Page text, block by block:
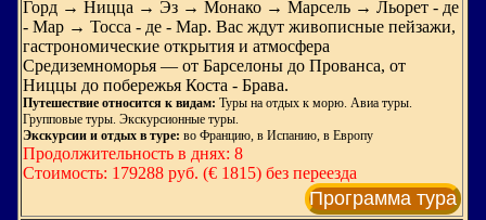
Горд → Ницца → Эз → Монако → Марсель → Льорет - де
- Мар → Тосса - де - Мар. Вас ждут живописные пейзажи,
гастрономические открытия и атмосфера
Средиземноморья — от Барселоны до Прованса, от
Ниццы до побережья Коста - Брава.
Путешествие относится к видам: Туры на отдых к морю. Авиа туры.
Групповые туры. Экскурсионные туры.
Экскурсии и отдых в туре: во Францию, в Испанию, в Европу
Продолжительность в днях: 8
Стоимость: 179288 руб. (€ 1815) без переезда
Программа тура